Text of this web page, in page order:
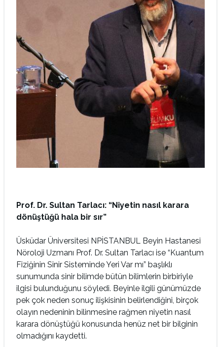
Prof. Dr. Sultan Tarlacı: “Niyetin nasıl karara
dönüştüğü hala bir sır”
Üsküdar Üniversitesi NPİSTANBUL Beyin Hastanesi
Nöroloji Uzmanı Prof. Dr. Sultan Tarlacı ise “Kuantum
Fiziğinin Sinir Sisteminde Yeri Var mı” başlıklı
sunumunda sinir bilimde bütün bilimlerin birbiriyle
ilgisi bulunduğunu söyledi. Beyinle ilgili günümüzde
pek çok neden sonuç ilişkisinin belirlendiğini, birçok
olayın nedeninin bilinmesine rağmen niyetin nasıl
karara dönüştüğü konusunda henüz net bir bilginin
olmadığını kaydetti.